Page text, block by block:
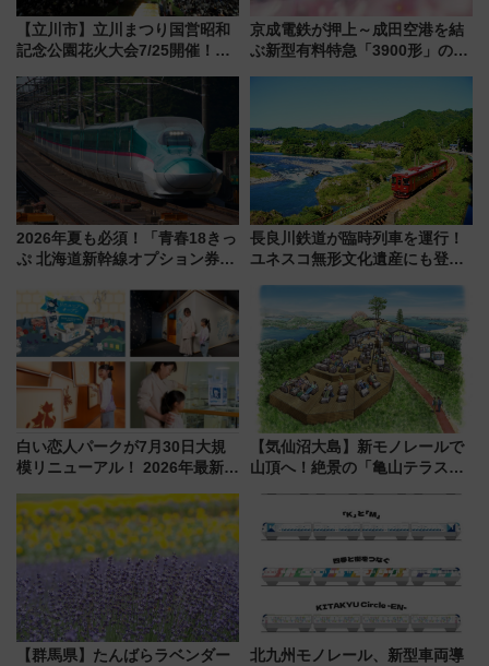
【立川市】立川まつり国営昭和
記念公園花火大会7/25開催！
混雑に要注意、その理由は
京成電鉄が押上～成田空港を結
ぶ新型有料特急「3900形」のコ
2026年夏も必須！「青春18きっ
ぷ 北海道新幹線オプション券」
の罠
長良川鉄道が臨時列車を運行！
ユネスコ無形文化遺産にも登録
に 乗車には予約が必要
白い恋人パークが7月30日大規
模リニューアル！ 2026年最新の
と料金・アクセスを徹底解説
（札幌市）
【気仙沼大島】新モノレールで
山頂へ！絶景の「亀山テラス
暇村のお得な日帰りプランも登
場
【群馬県】たんばらラベンダー
北九州モノレール、新型車両導